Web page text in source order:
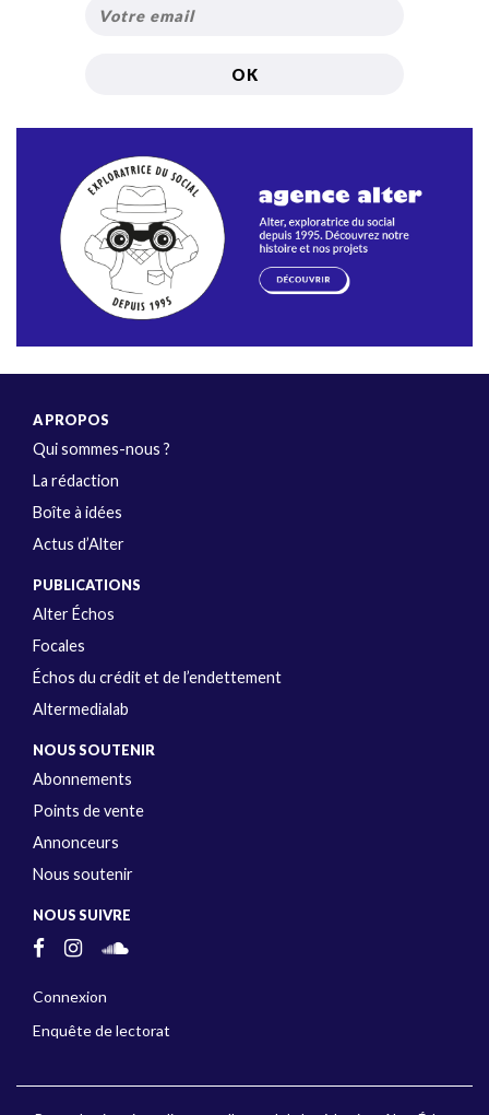
A PROPOS
Qui sommes-nous ?
La rédaction
Boîte à idées
Actus d’Alter
PUBLICATIONS
Alter Échos
Focales
Échos du crédit et de l’endettement
Altermedialab
NOUS SOUTENIR
Abonnements
Points de vente
Annonceurs
Nous soutenir
NOUS SUIVRE
Connexion
Enquête de lectorat